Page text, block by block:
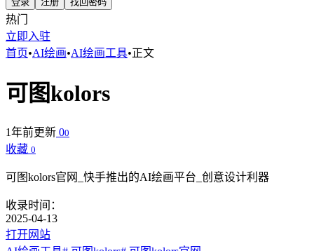
热门
立即入驻
首页•AI绘画•AI绘画工具•正文
可图kolors
1年前更新 00
收藏 0
可图kolors官网_快手推出的AI绘画平台_创意设计利器
收录时间：
2025-04-13
打开网站